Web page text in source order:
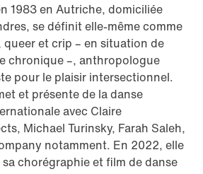
1983 en Autriche, domiciliée
se définit elle-même comme
et crip – en situation de
chronique –, anthropologue
pour le plaisir intersectionnel.
et présente de la danse
avec Claire
Michael Turinsky, Farah Saleh,
notamment. En 2022, elle
chorégraphie et film de danse